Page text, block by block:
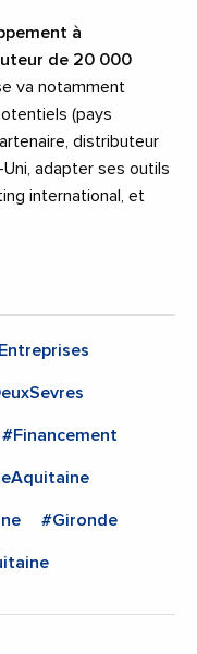
à
de 20 000
va notamment
(pays
distributeur
Uni, adapter ses outils
international, et
#Financement
#Gironde